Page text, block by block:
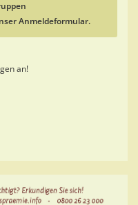
Anmeldeformular.
an!